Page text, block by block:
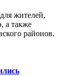
жителей,
а также
районов.